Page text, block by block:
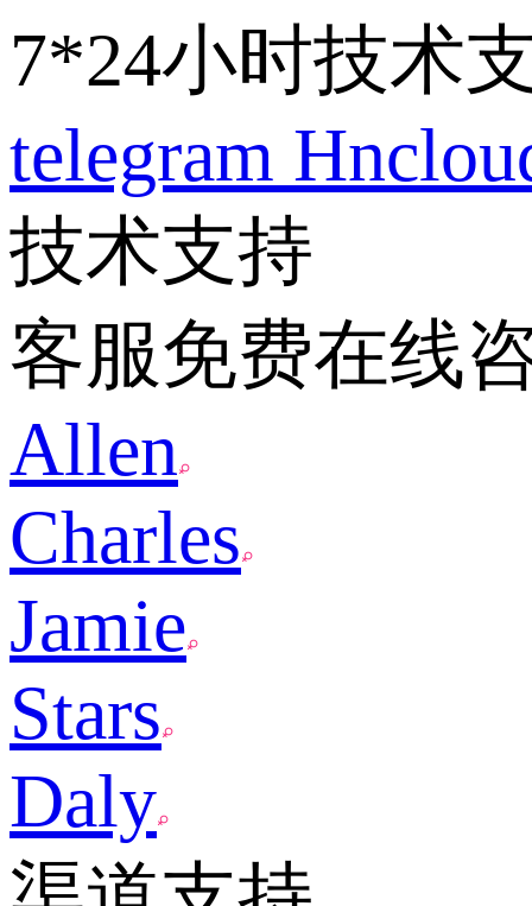
7*24小时技术
telegram
技术支持
客服免费在线
Allen
Charles
Jamie
Stars
Daly